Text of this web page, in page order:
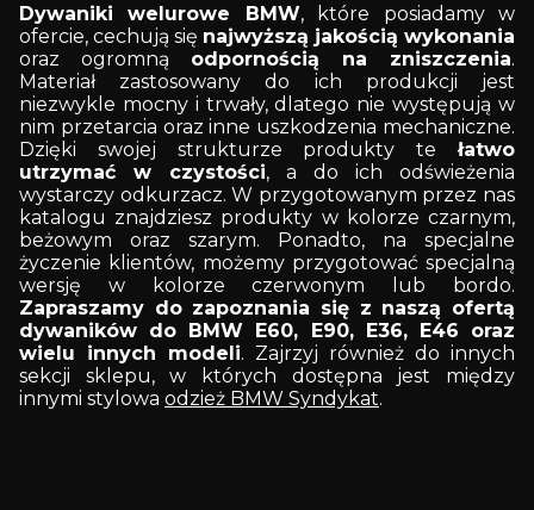
Dywaniki welurowe BMW, które posiadamy w
ofercie, cechują się najwyższą jakością wykonania
oraz ogromną odpornością na zniszczenia.
Materiał zastosowany do ich produkcji jest
niezwykle mocny i trwały, dlatego nie występują w
nim przetarcia oraz inne uszkodzenia mechaniczne.
Dzięki swojej strukturze produkty tełatwo
utrzymać w czystości, a do ich odświeżenia
wystarczy odkurzacz. W przygotowanym przez nas
katalogu znajdziesz produkty w kolorze czarnym,
beżowym oraz szarym. Ponadto, na specjalne
życzenie klientów, możemy przygotować specjalną
wersję w kolorze czerwonym lub bordo.
Zapraszamy do zapoznania się z naszą ofertą
dywaników do BMW E60, E90, E36, E46 oraz
wielu innych modeli. Zajrzyj również do innych
sekcji sklepu, w których dostępna jest między
innymi stylowa odzież BMW Syndykat.